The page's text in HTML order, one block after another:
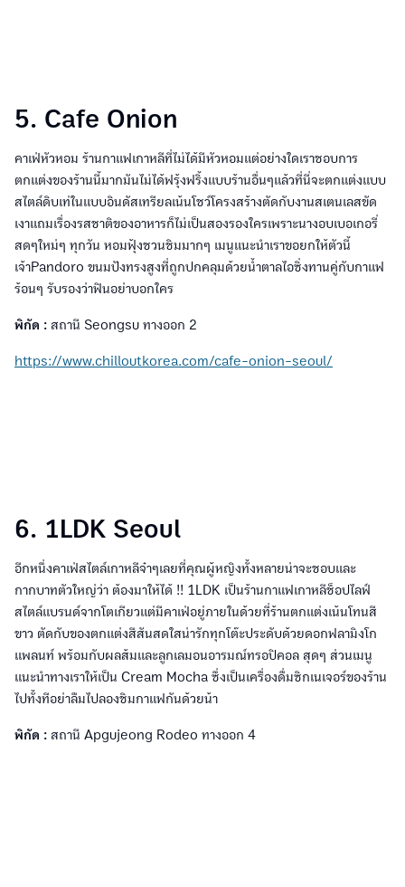
5. Cafe Onion
คาเฟ่หัวหอม ร้านกาแฟเกาหลีที่ไม่ได้มีหัวหอมแต่อย่างใดเราชอบการ
ตกแต่งของร้านนี้มากมันไม่ได้ฟรุ้งฟริ้งแบบร้านอื่นๆแล้วที่นี่จะตกแต่งแบบ
สไตล์ดิบเท่ในแบบอินดัสเทรียลเน้นโชว์โครงสร้างตัดกับงานสเตนเลสขัด
เงาแถมเรื่องรสชาติของอาหารก็ไม่เป็นสองรองใครเพราะนางอบเบอเกอรี่
สดๆใหม่ๆ ทุกวัน หอมฟุ้งชวนชิมมากๆ เมนูแนะนำเราขอยกให้ตัวนี้
เจ้าPandoro ขนมปังทรงสูงที่ถูกปกคลุมด้วยน้ำตาลไอซิ่งทานคู่กับกาแฟ
ร้อนๆ รับรองว่าฟินอย่าบอกใคร
พิกัด : สถานี Seongsu ทางออก 2
https://www.chilloutkorea.com/cafe-onion-seoul/
6. 1LDK Seoul
อีกหนึ่งคาเฟ่สไตล์เกาหลีจ๋าๆเลยที่คุณผู้หญิงทั้งหลายน่าจะชอบและ
กากบาทตัวใหญ่ว่า ต้องมาให้ได้ !! 1LDK เป็นร้านกาแฟเกาหลีช็อปไลฟ์
สไตล์แบรนด์จากโตเกียวแต่มีคาเฟ่อยู่ภายในด้วยที่ร้านตกแต่งเน้นโทนสี
ขาว ตัดกับของตกแต่งสีสันสดใสน่ารักทุกโต๊ะประดับด้วยดอกฟลามิงโก
แพลนท์ พร้อมกับผลส้มและลูกเลมอนอารมณ์ทรอปิคอล สุดๆ ส่วนเมนู
แนะนำทางเราให้เป็น Cream Mocha ซึ่งเป็นเครื่องดื่มซิกเนเจอร์ของร้าน
ไปทั้งทีอย่าลืมไปลองชิมกาแฟกันด้วยน้า
พิกัด : สถานี Apgujeong Rodeo ทางออก 4